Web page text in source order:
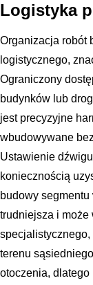
Logistyka
Organizacja robót
logistycznego,
Ograniczony
budynków lub
jest precyzyjne
wbudowywane
Ustawienie
koniecznością
budowy
trudniejsza i może
terenu
otoczenia,